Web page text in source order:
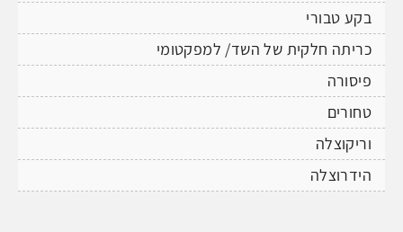
בקע טבורי
כריתה חלקית של השד/ למפקטומי
פיסורה
טחורים
וריקוצלה
הידרוצלה